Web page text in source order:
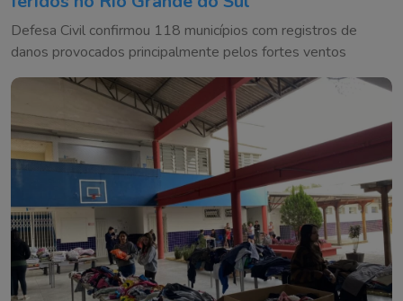
Defesa Civil confirmou 118 municípios com registros de
danos provocados principalmente pelos fortes ventos